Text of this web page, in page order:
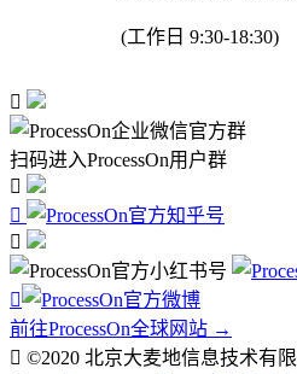
(工作日 9:30-18:30)

扫码进入ProcessOn用户群




前往ProcessOn全球网站 →
 ©2020 北京大麦地信息技术有